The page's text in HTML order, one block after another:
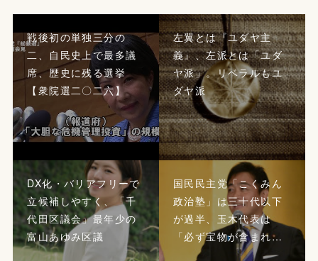
戦後初の単独三分の
二、自民史上で最多議
席、歴史に残る選挙
【衆院選二〇二六】
左翼とは『ユダヤ主
義』、左派とは「ユダ
ヤ派」。リベラルもユ
ダヤ派
DX化・バリアフリーで
立候補しやすく、「千
代田区議会」最年少の
富山あゆみ区議
国民民主党「こくみん
政治塾」は三十代以下
が過半、玉木代表は
「必ず宝物が含まれ…